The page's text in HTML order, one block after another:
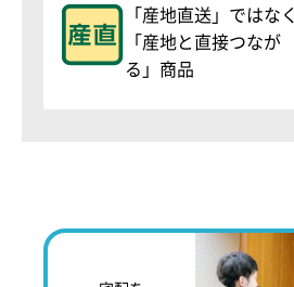
「産地直送」ではなく
「産地と直接つなが
る」商品